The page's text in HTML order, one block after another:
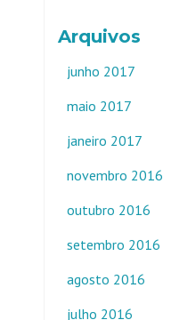
Arquivos
junho 2017
maio 2017
janeiro 2017
novembro 2016
outubro 2016
setembro 2016
agosto 2016
julho 2016